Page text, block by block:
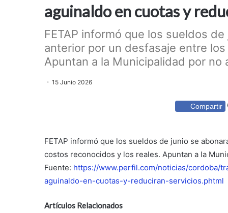
aguinaldo en cuotas y
FETAP informó que los sueldos
anterior por un desfasaje entre
Apuntan a la Municipalidad por no
15 Junio 2026
Compartir
FETAP informó que los sueldos de junio se
costos reconocidos y los reales. Apuntan a la
Fuente: https://www.perfil.com/noticias/cordoba/
aguinaldo-en-cuotas-y-reduciran-servicios.phtml
Artículos Relacionados